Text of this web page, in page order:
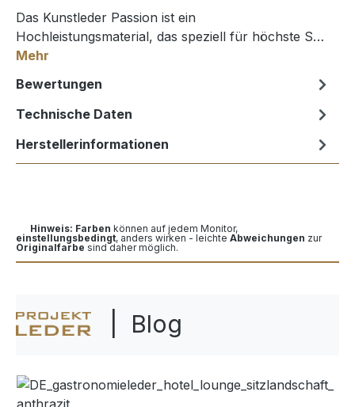
Das Kunstleder Passion ist ein
Hochleistungsmaterial, das speziell für höchste S…
Mehr
Bewertungen
Technische Daten
Herstellerinformationen
Hinweis: Farben können auf jedem Monitor,
einstellungsbedingt, anders wirken - leichte Abweichungen zur
Originalfarbe sind daher möglich.
| Blog